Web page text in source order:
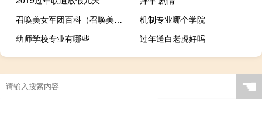
召唤美女军团百科（召唤美女恶魔军团）
机制专业哪个学院
幼师学校专业有哪些
过年送白老虎好吗
☚